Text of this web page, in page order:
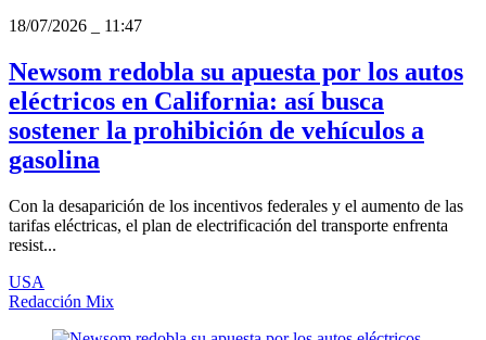
18/07/2026
11:47
Newsom redobla su apuesta por los autos
eléctricos en California: así busca
sostener la prohibición de vehículos a
gasolina
Con la desaparición de los incentivos federales y el aumento de las
tarifas eléctricas, el plan de electrificación del transporte enfrenta
resist...
USA
Redacción Mix